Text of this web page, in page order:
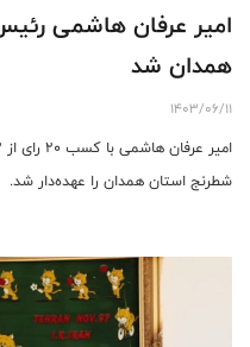
امیر عرفان هاشمی
همدان شد
1403/06/11
شطرنج استان همدان را عهده‌دار شد.